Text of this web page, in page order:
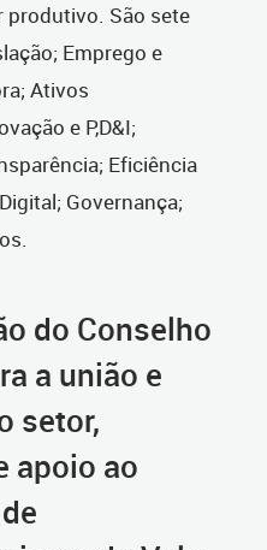
produtivo. São sete
Emprego e
Ativos
e P,D&I;
Eficiência
Governança;
do Conselho
a união e
setor,
apoio ao